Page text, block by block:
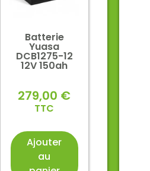
Batterie
Yuasa
DCB1275-12
12V 150ah
279,00 €
TTC
Ajouter
au